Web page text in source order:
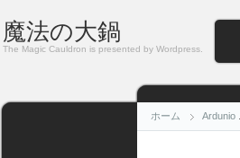
魔法の大鍋
The Magic Cauldron is presented by Wordpress.
ホーム Ardunio